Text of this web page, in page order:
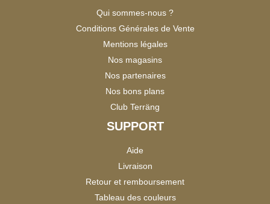
Qui sommes-nous ?
Conditions Générales de Vente
Mentions légales
Nos magasins
Nos partenaires
Nos bons plans
Club Terräng
SUPPORT
Aide
Livraison
Retour et remboursement
Tableau des couleurs